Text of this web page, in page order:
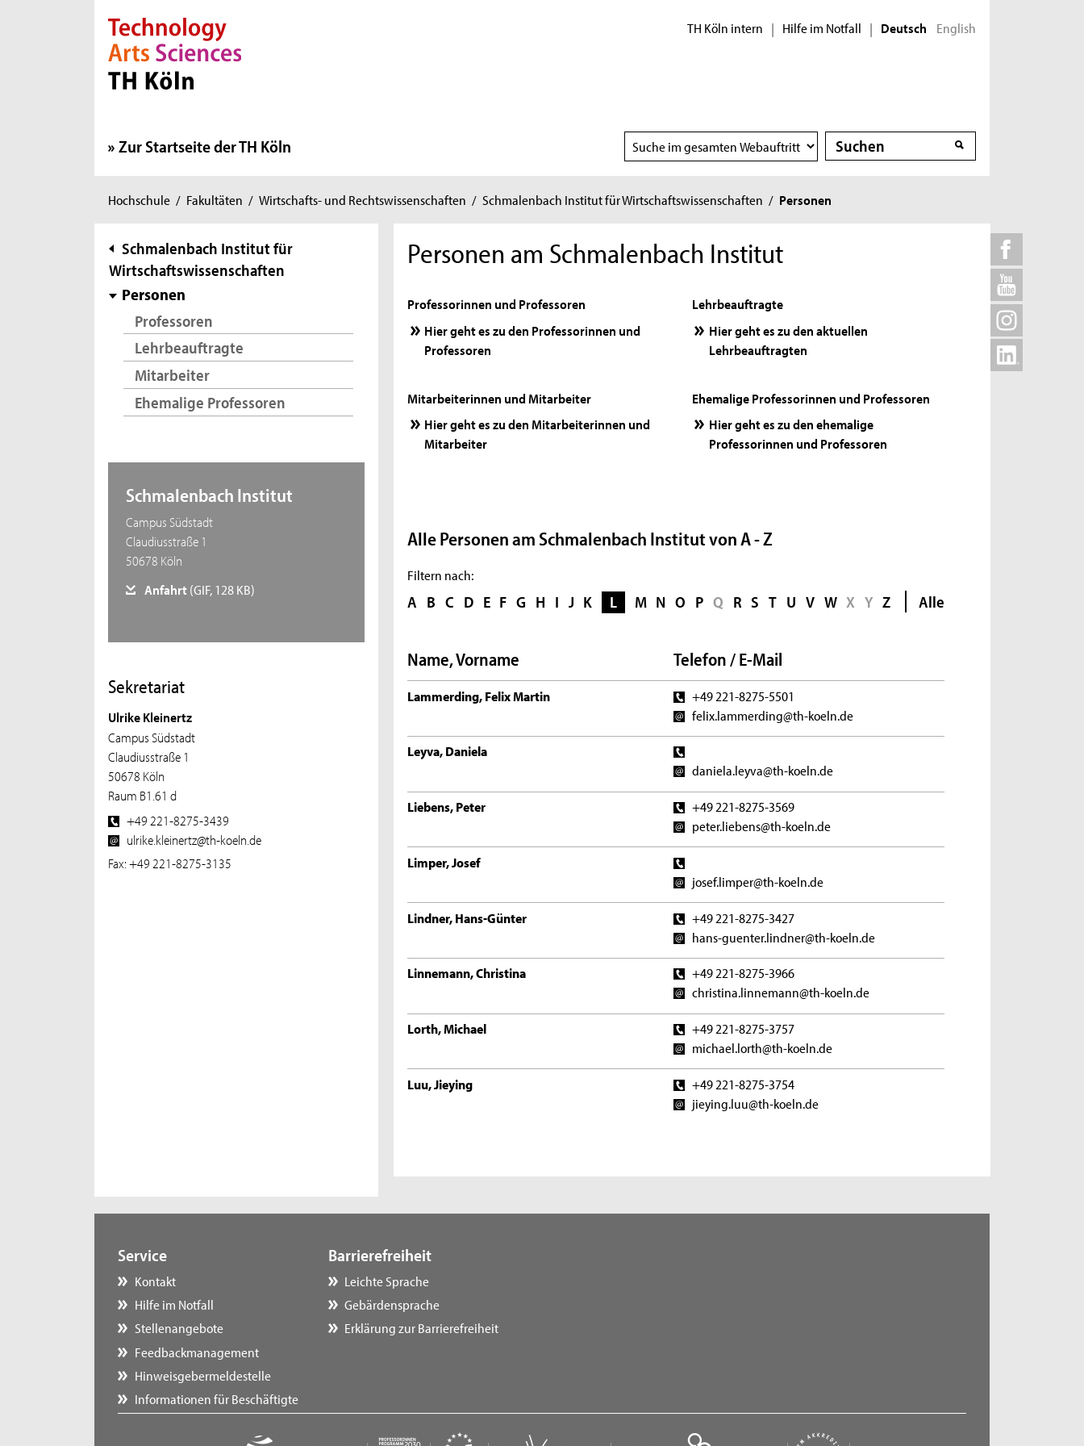
Direkt zur Hauptnavigation
Direkt zur Subnavigation
Direkt zum Inhalt
Direkt zum Fußbereich TH Köln intern | Hilfe im Notfall | Deutsch English
Zur Startseite der TH Köln
Suchbereich
wählen
Suche
Suche
Sie
hier:
Hochschule / Fakultäten / Wirtschafts- und Rechtswissenschaften / Schmalenbach Institut für Wirtschaftswissenschaften / Personen
Subnavigation
Schmalenbach Institut für
Wirtschaftswissenschaften
Personen
Professoren
Lehrbeauftragte
Mitarbeiter
Ehemalige Professoren
Schmalenbach Institut
Campus Südstadt
Claudiusstraße 1
50678 Köln
Anfahrt(GIF, 128 KB)
Sekretariat
Ulrike Kleinertz
Campus Südstadt
Claudiusstraße 1
50678 Köln
Raum B1.61 d
+49 221-8275-3439
ulrike.kleinertz@th-koeln.de
Fax: +49 221-8275-3135
Personen am Schmalenbach Institut
Professorinnen und Professoren
Hier geht es zu den Professorinnen und
Professoren
Lehrbeauftragte
Hier geht es zu den aktuellen
Lehrbeauftragten
Mitarbeiterinnen und Mitarbeiter
Hier geht es zu den Mitarbeiterinnen und
Mitarbeiter
Ehemalige Professorinnen und Professoren
Hier geht es zu den ehemalige
Professorinnen und Professoren
Alle Personen am Schmalenbach Institut von A - Z
Filtern nach:
A B C D E F G H I J K L M N O P Q R S T U V W X Y Z Alle
Name, Vorname Telefon / E-Mail
Lammerding, Felix Martin
+49 221-8275-5501
felix.lammerding@th-koeln.de
Leyva, Daniela
daniela.leyva@th-koeln.de
Liebens, Peter
+49 221-8275-3569
peter.liebens@th-koeln.de
Limper, Josef
josef.limper@th-koeln.de
Lindner, Hans-Günter
+49 221-8275-3427
hans-guenter.lindner@th-koeln.de
Linnemann, Christina
+49 221-8275-3966
christina.linnemann@th-koeln.de
Lorth, Michael
+49 221-8275-3757
michael.lorth@th-koeln.de
Luu, Jieying
+49 221-8275-3754
jieying.luu@th-koeln.de
Service
Kontakt
Hilfe im Notfall
Stellenangebote
Feedbackmanagement
Hinweisgebermeldestelle
Informationen für Beschäftigte
Barrierefreiheit
Leichte Sprache
Gebärdensprache
Erklärung zur Barrierefreiheit